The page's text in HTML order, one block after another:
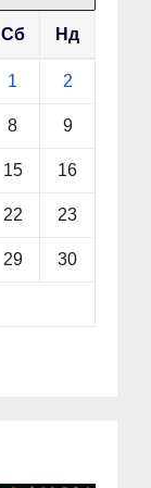
Сб Нд
1 2
8 9
15 16
22 23
29 30